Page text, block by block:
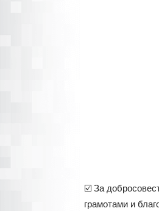
☑️ За
грамотами и